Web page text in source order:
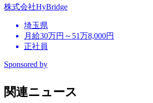
株式会社HyBridge
埼玉県
月給30万円～51万8,000円
正社員
Sponsored by
関連ニュース